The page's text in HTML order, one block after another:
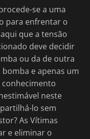
se a uma
para enfrentar o
que a tensão
deve decidir
ou da de outra
e apenas um
conhecimento
neste
lo sem
As Vítimas
e eliminar o